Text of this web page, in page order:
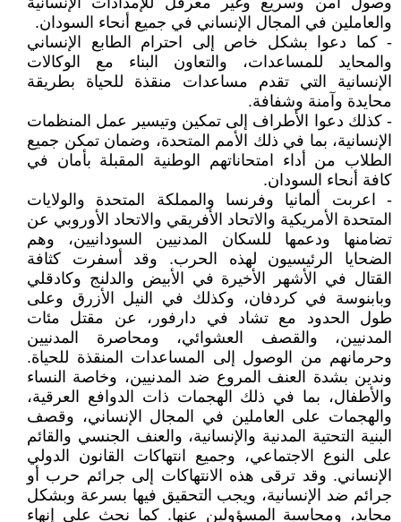
والعاملين في المجال الإنساني في جميع أنحاء السودان.
- كما دعوا بشكل خاص إلى احترام الطابع الإنساني
والمحايد للمساعدات، والتعاون البناء مع الوكالات
الإنسانية التي تقدم مساعدات منقذة للحياة بطريقة
محايدة وآمنة وشفافة.
- كذلك دعوا الأطراف إلى تمكين وتيسير عمل المنظمات
الإنسانية، بما في ذلك الأمم المتحدة، وضمان تمكن جميع
الطلاب من أداء امتحاناتهم الوطنية المقبلة بأمان في
كافة أنحاء السودان.
- اعربت ألمانيا وفرنسا والمملكة المتحدة والولايات
المتحدة الأمريكية والاتحاد الأفريقي والاتحاد الأوروبي عن
تضامنها ودعمها للسكان المدنيين السودانيين، وهم
الضحايا الرئيسيون لهذه الحرب. وقد أسفرت كثافة
القتال في الأشهر الأخيرة في الأبيض والدلنج وكادقلي
وبابنوسة في كردفان، وكذلك في النيل الأزرق وعلى
طول الحدود مع تشاد في دارفور، عن مقتل مئات
المدنيين، والقصف العشوائي، ومحاصرة المدنيين
وحرمانهم من الوصول إلى المساعدات المنقذة للحياة.
وندين بشدة العنف المروع ضد المدنيين، وخاصة النساء
والأطفال، بما في ذلك الهجمات ذات الدوافع العرقية،
والهجمات على العاملين في المجال الإنساني، وقصف
البنية التحتية المدنية والإنسانية، والعنف الجنسي والقائم
على النوع الاجتماعي، وجميع انتهاكات القانون الدولي
الإنساني. وقد ترقى هذه الانتهاكات إلى جرائم حرب أو
جرائم ضد الإنسانية، ويجب التحقيق فيها بسرعة وبشكل
محايد، ومحاسبة المسؤولين عنها. كما نحث على إنهاء